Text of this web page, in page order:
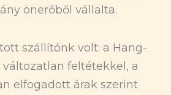
önerőből vállalta.
szállítónk volt: a Hang-
változatlan feltétekkel, a
elfogadott árak szerint